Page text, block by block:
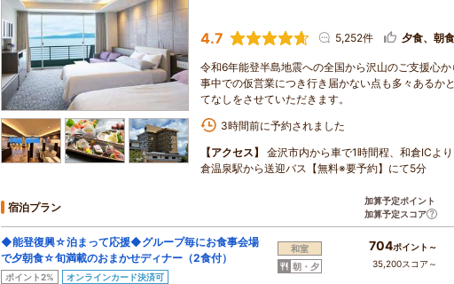
4.7 5,252件 夕食、朝
令和6年能登半島地震への全国から沢山のご支援心
事中での仮営業につき行き届かない点も多々あるか
てなしをさせていただきます。
3時間前に予約されました
【アクセス】
金沢市内から車で1時間程、和倉ICよ
倉温泉駅から送迎バス【無料※要予約】にて5分
宿泊プラン
加算予定ポイント
加算予定スコア
◆能登復興☆泊まって応援◆グループ毎にお食事会場
で夕朝食☆旬満載のおまかせディナー（2食付）
ポイント2% オンラインカード決済可
和室
朝・夕
704ポイント～
35,200スコア～